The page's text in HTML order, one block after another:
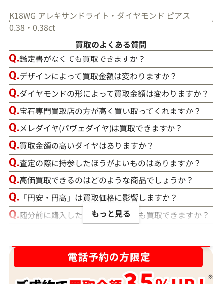
K18WG アレキサンドライト・ダイヤモンド ピアス
0.38・0.38ct
買取のよくある質問
鑑定書がなくても買取できますか？
デザインによって買取金額は変わりますか？
ダイヤモンドの形によって買取金額は変わりますか？
宝石専門買取店の方が高く買い取ってくれますか？
メレダイヤ(パヴェダイヤ)は買取できますか？
買取金額の高いダイヤはありますか？
査定の際に持参したほうがよいものはありますか？
高価買取できるのはどのような商品でしょうか？
「円安・円高」は買取価格に影響しますか？
随分前に購入したダイヤモンドでも買取できますか？
宝石の大きさは買取価格に影響する？
ダイヤモンドの買取価格には、どんなことが影響しま
すか？
もっと見る